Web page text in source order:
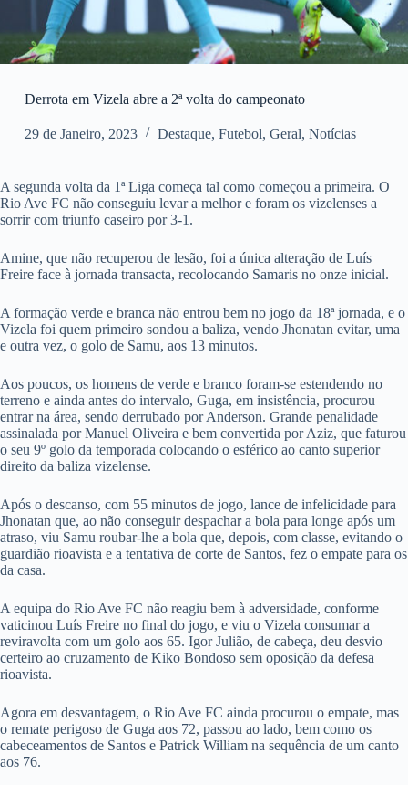
Derrota em Vizela abre a 2ª volta do campeonato
29 de Janeiro, 2023 Destaque, Futebol, Geral, Notícias
A segunda volta da 1ª Liga começa tal como começou a primeira. O
Rio Ave FC não conseguiu levar a melhor e foram os vizelenses a
sorrir com triunfo caseiro por 3-1.
Amine, que não recuperou de lesão, foi a única alteração de Luís
Freire face à jornada transacta, recolocando Samaris no onze inicial.
A formação verde e branca não entrou bem no jogo da 18ª jornada, e o
Vizela foi quem primeiro sondou a baliza, vendo Jhonatan evitar, uma
e outra vez, o golo de Samu, aos 13 minutos.
Aos poucos, os homens de verde e branco foram-se estendendo no
terreno e ainda antes do intervalo, Guga, em insistência, procurou
entrar na área, sendo derrubado por Anderson. Grande penalidade
assinalada por Manuel Oliveira e bem convertida por Aziz, que faturou
o seu 9º golo da temporada colocando o esférico ao canto superior
direito da baliza vizelense.
Após o descanso, com 55 minutos de jogo, lance de infelicidade para
Jhonatan que, ao não conseguir despachar a bola para longe após um
atraso, viu Samu roubar-lhe a bola que, depois, com classe, evitando o
guardião rioavista e a tentativa de corte de Santos, fez o empate para os
da casa.
A equipa do Rio Ave FC não reagiu bem à adversidade, conforme
vaticinou Luís Freire no final do jogo, e viu o Vizela consumar a
reviravolta com um golo aos 65. Igor Julião, de cabeça, deu desvio
certeiro ao cruzamento de Kiko Bondoso sem oposição da defesa
rioavista.
Agora em desvantagem, o Rio Ave FC ainda procurou o empate, mas
o remate perigoso de Guga aos 72, passou ao lado, bem como os
cabeceamentos de Santos e Patrick William na sequência de um canto
aos 76.